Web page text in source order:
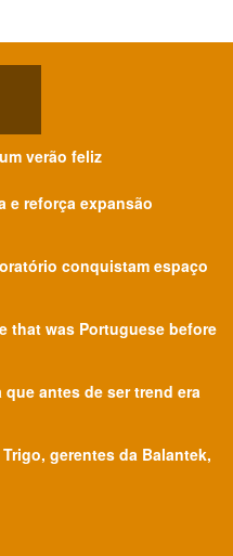
verão feliz
e reforça expansão
conquistam espaço
that was Portuguese before
antes de ser trend era
gerentes da Balantek,